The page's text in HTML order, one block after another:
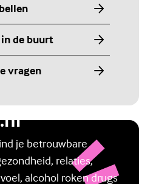
de buurt
vragen
je betrouwbare
relaties,
alcohol roken drugs